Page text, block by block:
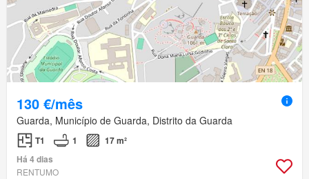
130 €/mês
Guarda, Município de Guarda, Distrito da Guarda
T1 1
17 m²
Há 4 dias
RENTUMO